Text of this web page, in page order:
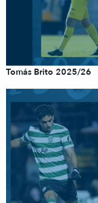
Tomás Brito 2025/26